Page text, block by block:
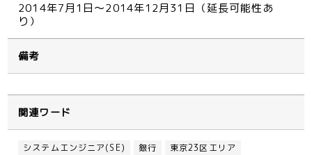
2014年7月1日～2014年12月31日（延長可能性あ
り）
備考
関連ワード
システムエンジニア(SE) 銀行
東京23区エリア